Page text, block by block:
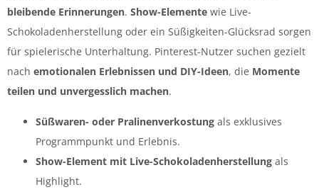
bleibende Erinnerungen. Show-Elemente wie Live-
Schokoladenherstellung oder ein Süßigkeiten-Glücksrad sorgen
für spielerische Unterhaltung. Pinterest-Nutzer suchen gezielt
nach emotionalen Erlebnissen und DIY-Ideen, die Momente
teilen und unvergesslich machen.
Süßwaren- oder Pralinenverkostung als exklusives
Programmpunkt und Erlebnis.
Show-Element mit Live-Schokoladenherstellung als
Highlight.